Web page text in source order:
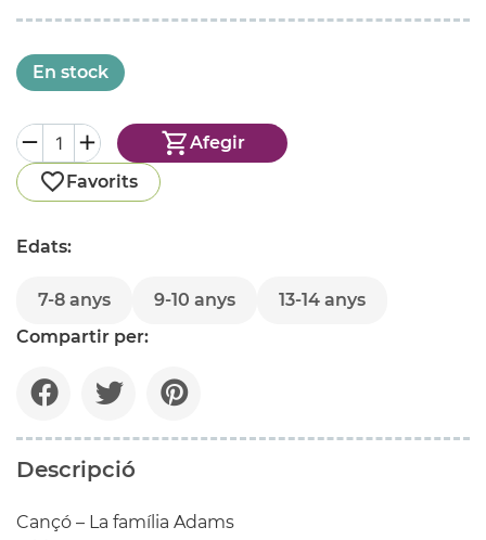
En stock
Afegir
Favorits
Edats:
7-8 anys 9-10 anys
13-14 anys
Compartir per:
Descripció
Cançó – La família Adams